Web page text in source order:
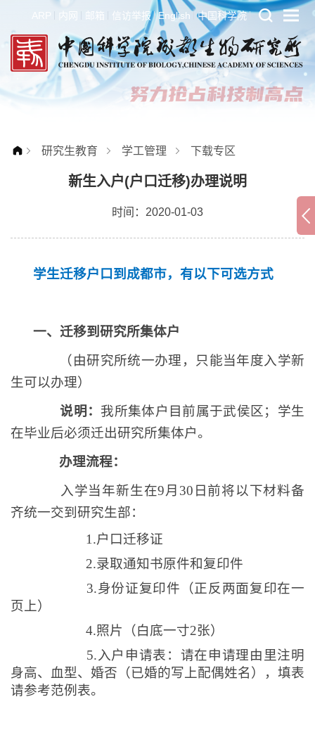
ARP 内网 邮箱 信访举报 English 中国科学院
研究生教育 学工管理 下载专区
新生入户(户口迁移)办理说明
时间：2020-01-03
学生迁移户口到成都市，有以下可选方式
一、迁移到研究所集体户
（由研究所统一办理，只能当年度入学新
生可以办理）
说明： 我所集体户目前属于武侯区；学生
在毕业后必须迁出研究所集体户。
办理流程：
入学当年新生在9月 30 日前将以下材料备
齐统一交到研究生部：
1.户口迁移证
2.录取通知书原件和复印件
3.身份证复印件（正反两面复印在一
页上）
4.照片（白底一寸2张）
5. 入户申请表：请在申请理由里注明
身高、血型、婚否（已婚的写上配偶姓名），填表
请参考范例表。